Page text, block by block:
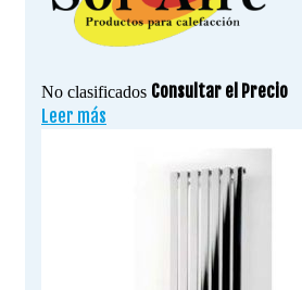
No clasificados Consultar el Precio
Leer más